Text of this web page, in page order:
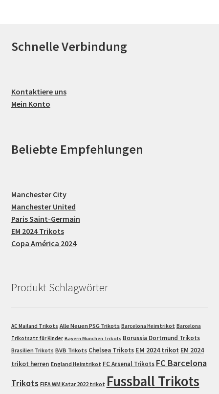
Schnelle Verbindung
Kontaktiere uns
Mein Konto
Beliebte Empfehlungen
Manchester City
Manchester United
Paris Saint-Germain
EM 2024 Trikots
Copa América 2024
Produkt Schlagwörter
AC Mailand Trikots Alle Neuen PSG Trikots Barcelona Heimtrikot Barcelona
Trikotsatz für Kinder Bayern München Trikots Borussia Dortmund Trikots
Brasilien Trikots BVB Trikots Chelsea Trikots EM 2024 trikot EM 2024
trikot herren England Heimtrikot FC Arsenal Trikots FC Barcelona
Trikots FIFA WM Katar 2022 trikot Fussball Trikots